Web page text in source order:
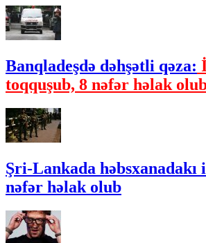
Banqladeşdə dəhşətli qəza:
toqquşub, 8 nəfər həlak
Şri-Lankada həbsxanadakı
nəfər həlak olub